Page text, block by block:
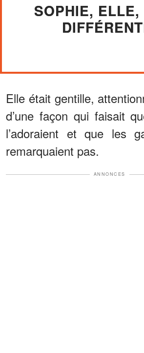
SOPHIE, ELLE,
Elle était gentille,
d’une façon qui faisait
l’adoraient et que les
remarquaient pas.
ANNONCES